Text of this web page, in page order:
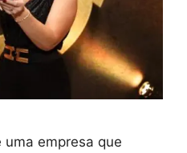
empresa que